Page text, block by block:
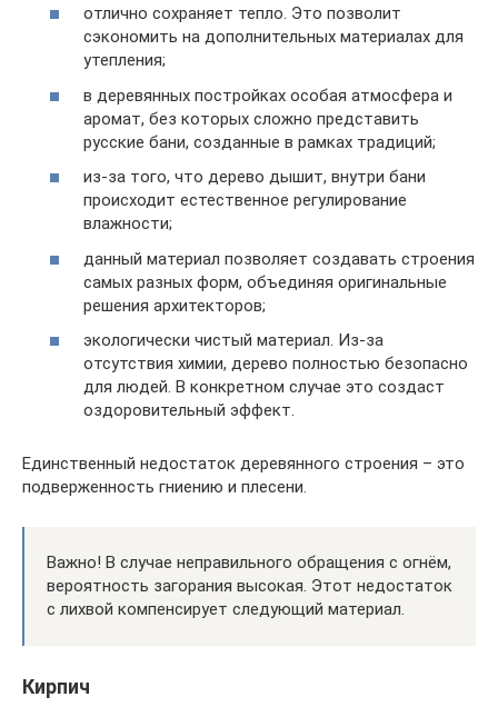
отлично сохраняет тепло. Это позволит
сэкономить на дополнительных материалах для
утепления;
в деревянных постройках особая атмосфера и
аромат, без которых сложно представить
русские бани, созданные в рамках традиций;
из-за того, что дерево дышит, внутри бани
происходит естественное регулирование
влажности;
данный материал позволяет создавать строения
самых разных форм, объединяя оригинальные
решения архитекторов;
экологически чистый материал. Из-за
отсутствия химии, дерево полностью безопасно
для людей. В конкретном случае это создаст
оздоровительный эффект.
Единственный недостаток деревянного строения – это
подверженность гниению и плесени.
Важно! В случае неправильного обращения с огнём,
вероятность загорания высокая. Этот недостаток
с лихвой компенсирует следующий материал.
Кирпич